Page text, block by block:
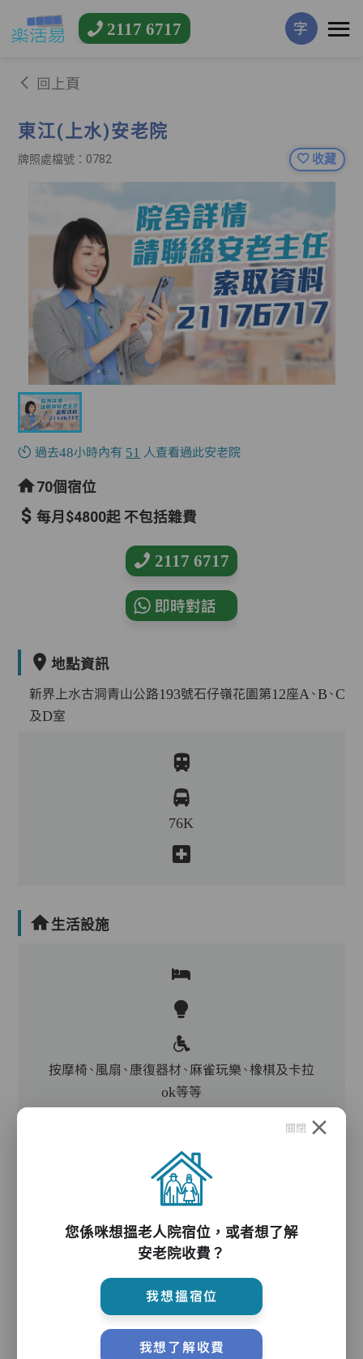
2117 6717 字
回上頁
東江(上水)安老院
牌照處檔號：0782 收藏
過去48小時內有 51 人查看過此安老院
70個宿位
每月$4800起 不包括雜費
2117 6717
即時對話
地點資訊
新界上水古洞青山公路193號石仔嶺花園第12座A、B、C
及D室
76K
生活設施
按摩椅、風扇、康復器材、麻雀玩樂、橡棋及卡拉
ok等等
主管 : 1 名 保健員 : 4 名 護理員 : 8 名 助理員 :
4 名
護理評估、執藥、核派藥、量度生命表徵、協助沐
浴、餵飯、換尿片
關閉
您係咪想搵老人院宿位，或者想了解
安老院收費？
我想搵宿位
我想了解收費